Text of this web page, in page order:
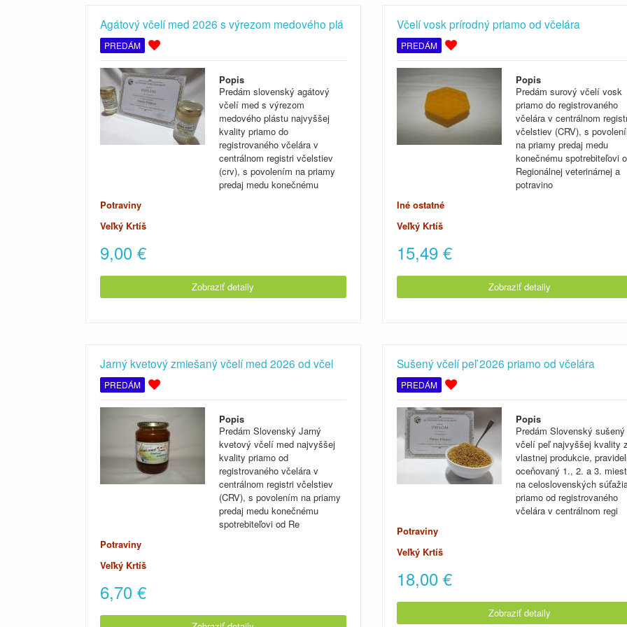
Agátový včelí med 2026 s výrezom medového plá
PREDÁM
Popis
Predám slovenský agátový
včelí med s výrezom
medového plástu najvyššej
kvality priamo do
registrovaného včelára v
centrálnom registri včelstiev
(crv), s povolením na priamy
predaj medu konečnému
Potraviny
Veľký Krtíš
9,00 €
Zobraziť detaily
Včelí vosk prírodný priamo od včelára
PREDÁM
Popis
Predám surový včelí vosk
priamo do registrovaného
včelára v centrálnom
včelstiev (CRV), s
na priamy predaj medu
konečnému spotrebiteľovi
Regionálnej veterinárnej a
potravino
Iné ostatné
Veľký Krtíš
15,49 €
Zobraziť detaily
Jarný kvetový zmiešaný včelí med 2026 od včel
PREDÁM
Popis
Predám Slovenský Jarný
kvetový včelí med najvyššej
kvality priamo od
registrovaného včelára v
centrálnom registri včelstiev
(CRV), s povolením na priamy
predaj medu konečnému
spotrebiteľovi od Re
Potraviny
Veľký Krtíš
6,70 €
Sušený včelí peľ 2026 priamo od včelára
PREDÁM
Popis
Predám Slovenský sušený
včelí peľ najvyššej kvality z
vlastnej produkcie,
oceňovaný 1., 2. a 3.
na celoslovenských
priamo od registrovaného
včelára v centrálnom regi
Potraviny
Veľký Krtíš
18,00 €
Zobraziť detaily